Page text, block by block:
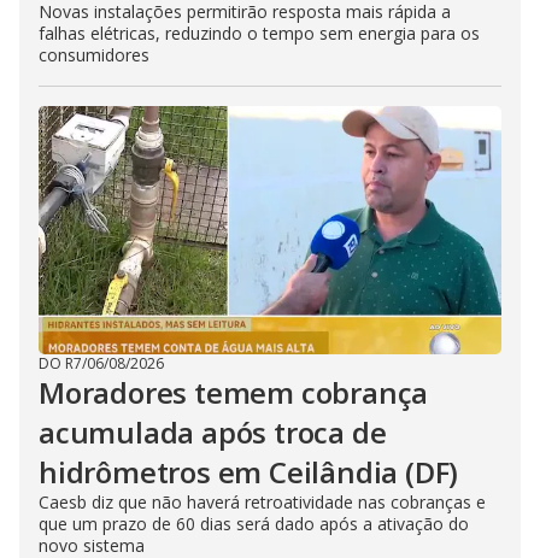
Novas instalações permitirão resposta mais rápida a
falhas elétricas, reduzindo o tempo sem energia para os
consumidores
DO R7/06/08/2026
Moradores temem cobrança
acumulada após troca de
hidrômetros em Ceilândia (DF)
Caesb diz que não haverá retroatividade nas cobranças e
que um prazo de 60 dias será dado após a ativação do
novo sistema